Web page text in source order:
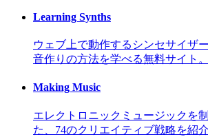
Learning Synths
ウェブ上で動作するシンセサイザ
音作りの方法を学べる無料サイト。
Making Music
エレクトロニックミュージックを
た、74のクリエイティブ戦略を紹介